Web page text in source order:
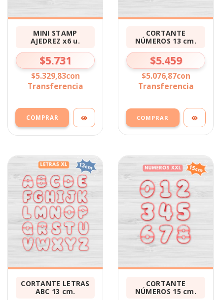
MINI STAMP
AJEDREZ x6 u.
$5.731
$5.329,83con
Transferencia
CORTANTE
NÚMEROS 13 cm.
$5.459
$5.076,87con
Transferencia
COMPRAR
CORTANTE LETRAS
ABC 13 cm.
CORTANTE
NÚMEROS 15 cm.